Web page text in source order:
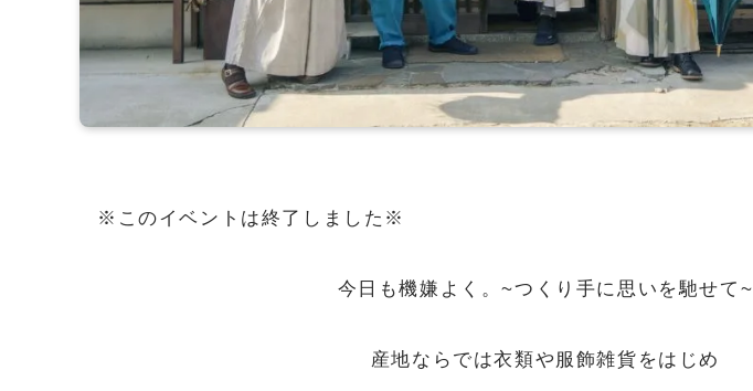
※このイベントは終了しました※
今日も機嫌よく。~つくり手に思いを馳せて~
産地ならでは衣類や服飾雑貨をはじめ